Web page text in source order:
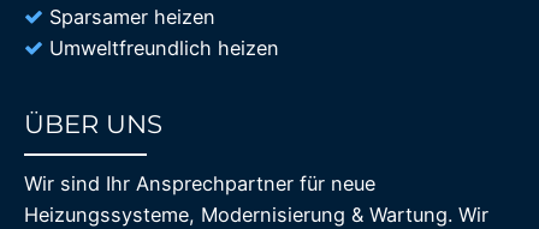
Sparsamer heizen
Umweltfreundlich heizen
ÜBER UNS
Wir sind Ihr Ansprechpartner für neue
Heizungssysteme, Modernisierung & Wartung. Wir